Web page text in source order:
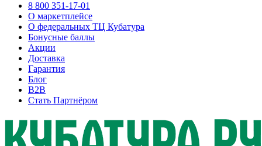
8 800 351-17-01
О маркетплейсе
О федеральных ТЦ Кубатура
Бонусные баллы
Акции
Доставка
Гарантия
Блог
B2B
Стать Партнёром